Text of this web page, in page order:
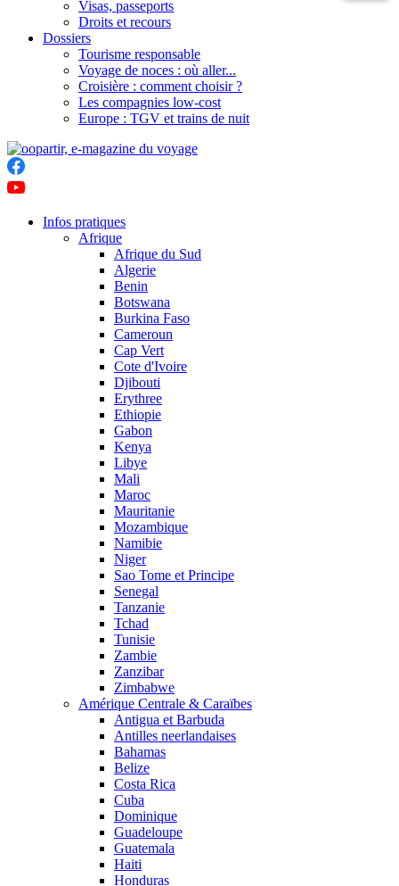
Visas, passeports
Droits et recours
Dossiers
Tourisme responsable
Voyage de noces : où aller...
Croisière : comment choisir ?
Les compagnies low-cost
Europe : TGV et trains de nuit
Infos pratiques
Afrique
Afrique du Sud
Algerie
Benin
Botswana
Burkina Faso
Cameroun
Cap Vert
Cote d'Ivoire
Djibouti
Erythree
Ethiopie
Gabon
Kenya
Libye
Mali
Maroc
Mauritanie
Mozambique
Namibie
Niger
Sao Tome et Principe
Senegal
Tanzanie
Tchad
Tunisie
Zambie
Zanzibar
Zimbabwe
Amérique Centrale & Caraïbes
Antigua et Barbuda
Antilles neerlandaises
Bahamas
Belize
Costa Rica
Cuba
Dominique
Guadeloupe
Guatemala
Haiti
Honduras